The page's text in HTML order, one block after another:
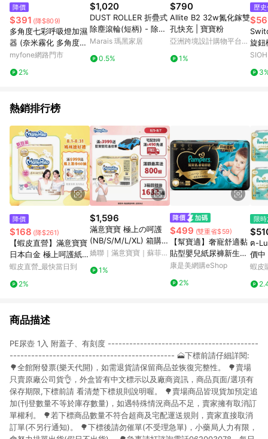
點數回饋或點數回饋有爭議，台灣樂天市場保有更改條款與法律
追訴之權利，活動詳情以樂天市場網站公告為準。
降價
$391 (降$809)
多角度七彩呼吸燈加濕
器 (奈米霧化 多角度出
霧 靜音加濕 不凝水珠)
myfone網路門市
2%
$1,020
DUST ROLLER 折疊式
除塵滾輪(短柄) - 除塵
滾輪1入(短)＋補充紙10
Marais 瑪黑家居
0.5%
$790
Allite B2 32w氮化鎵雙
孔快充 | 寶寶粉
亞洲跨境設計購物平台
1%
歷
旋鈕
熱銷排行榜
降價
$168 (降$261)
【蝦皮直營】滿意寶寶
日本白金 極上呵護紙尿
褲 黏貼型/輕巧褲 極上
意寶寶極上呵護
蝦皮直營_最快當日到
2%
$1,596
滿意寶寶 極上の呵護
(NB/S/M/L/XL) 箱購
(黏貼型尿布/紙尿褲/日
店
嬌聯｜滿意寶寶｜蘇菲｜
1%
$499 (雙重省$59)
【幫寶適】奢寵舒適黏
貼型嬰兒紙尿褲新生兒
54片
康是美網購eShop
2%
限
ฅ-
價中
新包
包裝
蝦皮
商品描述
PE尿壺 1入 附蓋子、有刻度 ------------------------------------------
---------------------------------------------- 🗻下標前請仔細詳閱:
🌳全館附發票(樂天代開)，如需退貨請保留商品並恢復完整性。 🌳賣場
只賣原廠公司貨👌，外盒皆有中文標示以及廠商資訊，商品頁面/選項有
保存期限,下標前請 看清楚下標規則說明喔。 🌳賣場商品皆現貨加預定追
加(刊登數量不等於庫存數量)，如遇特殊情況商品不足，賣家擁有取消訂
單權利。 🌳若下標商品數量不符合超商及宅配運送規則，賣家直接取消
訂單(不另行通知)。 🌳下標後請勿催單(不受理急單)，小藥局人力有限，